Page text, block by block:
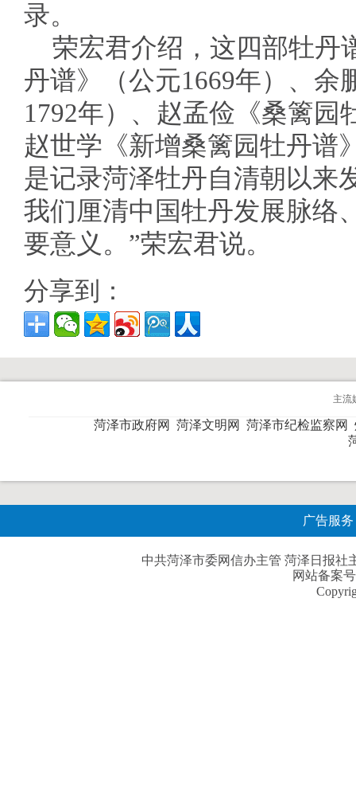
录。
荣宏君介绍，这四部牡丹
丹谱》（公元1669年）、余
1792年）、赵孟俭《桑篱园
赵世学《新增桑篱园牡丹谱
是记录菏泽牡丹自清朝以来
我们厘清中国牡丹发展脉络
要意义。”荣宏君说。
分享到：
主流
菏泽市政府网 菏泽文明网 菏泽市纪检监察网
广告服务
中共菏泽市委网信办主管 菏泽日报社
网站备案